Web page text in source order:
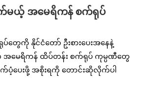
ယ့် အမေရိကန် စက်ရုပ်
ေကို နိုင်ငံတော် ဦးစားပေးအနေနဲ့
ေရိကန် ထိပ်တန်း စက်ရုပ် ကုမ္ပဏီတွေ
ေးဖို့ အစိုးရကို တောင်းဆိုလိုက်ပါ